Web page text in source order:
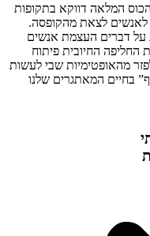
המלאה דווקא בתקופות
לאנשים לצאת מהקופסה.
על דברים העצמת אנשים
החיובית פיתוח
מהאופטימיות שבי לעשות
בחיים המאתגרים שלנו